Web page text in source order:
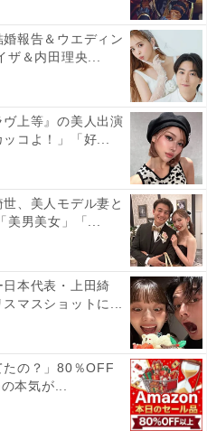
報告＆ウエディン
ザ＆内田理央...
ヴ上等』の美人出演
コよ！」「好...
、美人モデル妻と
美男美女」「...
日本代表・上田綺
マスショットに...
たの？」80％OFF
本気が...